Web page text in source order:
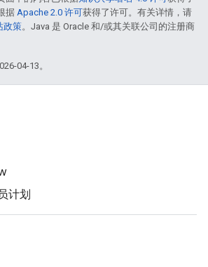
据 Apache 2.0 许可获得了许可。有关详情，请
政策。Java 是 Oracle 和/或其关联公司的注册商
04-13。
计划